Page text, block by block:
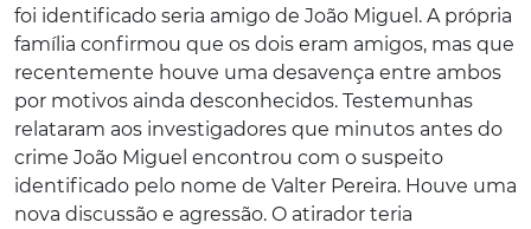
foi identificado seria amigo de João Miguel. A própria
família confirmou que os dois eram amigos, mas que
recentemente houve uma desavença entre ambos
por motivos ainda desconhecidos. Testemunhas
relataram aos investigadores que minutos antes do
crime João Miguel encontrou com o suspeito
identificado pelo nome de Valter Pereira. Houve uma
nova discussão e agressão. O atirador teria